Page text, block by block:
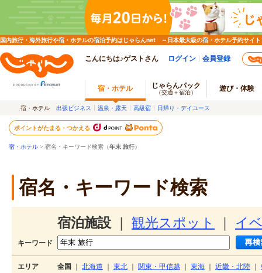
国内旅行・海外旅行や宿・ホテルの宿泊予約はじゃらんnet ～日本最大級の宿・ホテル予約サイト
こんにちは♪ゲストさん ログイン 会員登録
宿・ホテル じゃらんパック
（交通＋宿泊） 遊び・体験
宿・ホテル 出張ビジネス 温泉・露天 高級宿 日帰り・デイユース
ポイントがたまる・つかえる
宿・ホテル > 宿名・キーワード検索（年末 旅行）
宿名・キーワード検索
宿泊施設 観光スポット イ
キーワード
エリア 全国 北海道 東北 関東・甲信越 東海 近畿・北陸